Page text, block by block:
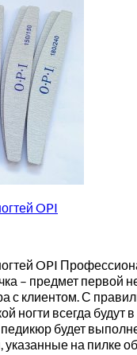
OPI
OPI
– предмет первой
с клиентом. С
ногти всегда будут
будет
на пилке